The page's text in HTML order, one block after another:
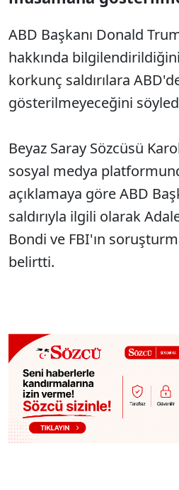
ABD Başkanı Donald
hakkında
korkunç saldırılara
gösterilmeyeceğini
Beyaz Saray Sözcüsü
sosyal medya
açıklamaya göre ABD
saldırıyla ilgili olarak
Bondi ve FBI'ın
belirtti.